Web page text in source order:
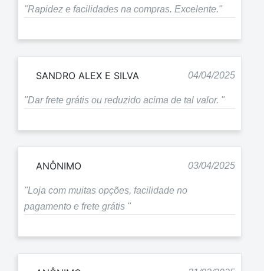
"Rapidez e facilidades na compras. Excelente."
SANDRO ALEX E SILVA 04/04/2025
"Dar frete grátis ou reduzido acima de tal valor. "
ANÔNIMO 03/04/2025
"Loja com muitas opções, facilidade no
pagamento e frete grátis "